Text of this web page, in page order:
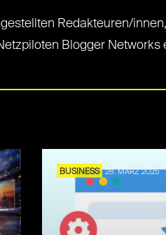
Redakteuren/
Blogger
BUSINESS 28. MÄRZ 2025